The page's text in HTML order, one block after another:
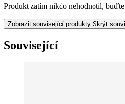
Produkt zatím nikdo nehodnotil,
Zobrazit související produkty Skrýt
Související